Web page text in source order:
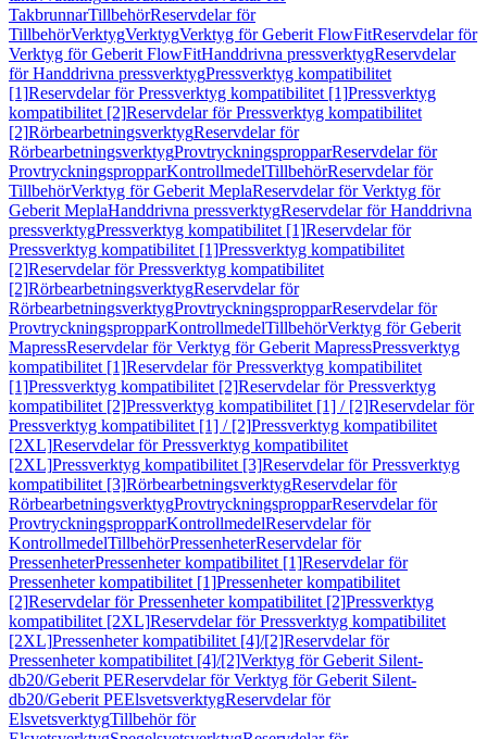
TakbrunnarTillbehörReservdelar för
TillbehörVerktygVerktygVerktyg för Geberit FlowFitReservdelar för
Verktyg för Geberit FlowFitHanddrivna pressverktygReservdelar
för Handdrivna pressverktygPressverktyg kompatibilitet
[1]Reservdelar för Pressverktyg kompatibilitet [1]Pressverktyg
kompatibilitet [2]Reservdelar för Pressverktyg kompatibilitet
[2]RörbearbetningsverktygReservdelar för
RörbearbetningsverktygProvtryckningspropparReservdelar för
ProvtryckningspropparKontrollmedelTillbehörReservdelar för
TillbehörVerktyg för Geberit MeplaReservdelar för Verktyg för
Geberit MeplaHanddrivna pressverktygReservdelar för Handdrivna
pressverktygPressverktyg kompatibilitet [1]Reservdelar för
Pressverktyg kompatibilitet [1]Pressverktyg kompatibilitet
[2]Reservdelar för Pressverktyg kompatibilitet
[2]RörbearbetningsverktygReservdelar för
RörbearbetningsverktygProvtryckningspropparReservdelar för
ProvtryckningspropparKontrollmedelTillbehörVerktyg för Geberit
MapressReservdelar för Verktyg för Geberit MapressPressverktyg
kompatibilitet [1]Reservdelar för Pressverktyg kompatibilitet
[1]Pressverktyg kompatibilitet [2]Reservdelar för Pressverktyg
kompatibilitet [2]Pressverktyg kompatibilitet [1] / [2]Reservdelar för
Pressverktyg kompatibilitet [1] / [2]Pressverktyg kompatibilitet
[2XL]Reservdelar för Pressverktyg kompatibilitet
[2XL]Pressverktyg kompatibilitet [3]Reservdelar för Pressverktyg
kompatibilitet [3]RörbearbetningsverktygReservdelar för
RörbearbetningsverktygProvtryckningspropparReservdelar för
ProvtryckningspropparKontrollmedelReservdelar för
KontrollmedelTillbehörPressenheterReservdelar för
PressenheterPressenheter kompatibilitet [1]Reservdelar för
Pressenheter kompatibilitet [1]Pressenheter kompatibilitet
[2]Reservdelar för Pressenheter kompatibilitet [2]Pressverktyg
kompatibilitet [2XL]Reservdelar för Pressverktyg kompatibilitet
[2XL]Pressenheter kompatibilitet [4]/[2]Reservdelar för
Pressenheter kompatibilitet [4]/[2]Verktyg för Geberit Silent-
db20/Geberit PEReservdelar för Verktyg för Geberit Silent-
db20/Geberit PEElsvetsverktygReservdelar för
ElsvetsverktygTillbehör för